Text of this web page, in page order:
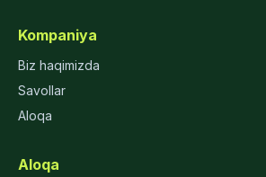
Kompaniya
Biz haqimizda
Savollar
Aloqa
Aloqa